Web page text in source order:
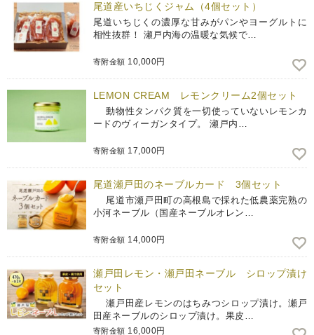
尾道産いちじくジャム（4個セット）
尾道いちじくの濃厚な甘みがパンやヨーグルトに
相性抜群！ 瀬戸内海の温暖な気候で…
寄附金額 10,000円
LEMON CREAM レモンクリーム2個セット
動物性タンパク質を一切使っていないレモンカ
ードのヴィーガンタイプ。 瀬戸内…
寄附金額 17,000円
尾道瀬戸田のネーブルカード 3個セット
尾道市瀬戸田町の高根島で採れた低農薬完熟の
小河ネーブル（国産ネーブルオレン…
寄附金額 14,000円
瀬戸田レモン・瀬戸田ネーブル シロップ漬け
セット
瀬戸田産レモンのはちみつシロップ漬け。瀬戸
田産ネーブルのシロップ漬け。果皮…
寄附金額 16,000円